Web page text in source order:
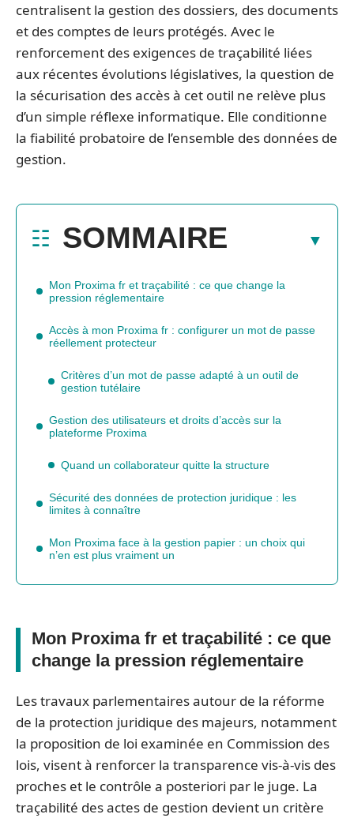
centralisent la gestion des dossiers, des documents
et des comptes de leurs protégés. Avec le
renforcement des exigences de traçabilité liées
aux récentes évolutions législatives, la question de
la sécurisation des accès à cet outil ne relève plus
d’un simple réflexe informatique. Elle conditionne
la fiabilité probatoire de l’ensemble des données de
gestion.
SOMMAIRE
Mon Proxima fr et traçabilité : ce que change la
pression réglementaire
Accès à mon Proxima fr : configurer un mot de passe
réellement protecteur
Critères d’un mot de passe adapté à un outil de
gestion tutélaire
Gestion des utilisateurs et droits d’accès sur la
plateforme Proxima
Quand un collaborateur quitte la structure
Sécurité des données de protection juridique : les
limites à connaître
Mon Proxima face à la gestion papier : un choix qui
n’en est plus vraiment un
Mon Proxima fr et traçabilité : ce que
change la pression réglementaire
Les travaux parlementaires autour de la réforme
de la protection juridique des majeurs, notamment
la proposition de loi examinée en Commission des
lois, visent à renforcer la transparence vis-à-vis des
proches et le contrôle a posteriori par le juge. La
traçabilité des actes de gestion devient un critère